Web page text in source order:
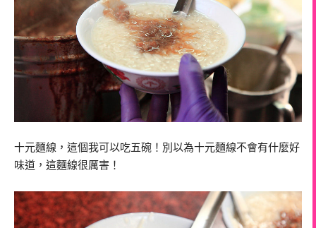
十元麵線，這個我可以吃五碗！別以為十元麵線不會有什麼好
味道，這麵線很厲害！